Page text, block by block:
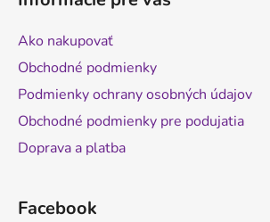
Ako nakupovať
Obchodné podmienky
Podmienky ochrany osobných údajov
Obchodné podmienky pre podujatia
Doprava a platba
Facebook